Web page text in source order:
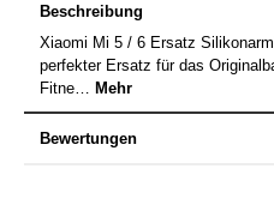
Beschreibung
Xiaomi Mi 5 / 6 Ersatz
perfekter Ersatz für das
Fitne… Mehr
Bewertungen